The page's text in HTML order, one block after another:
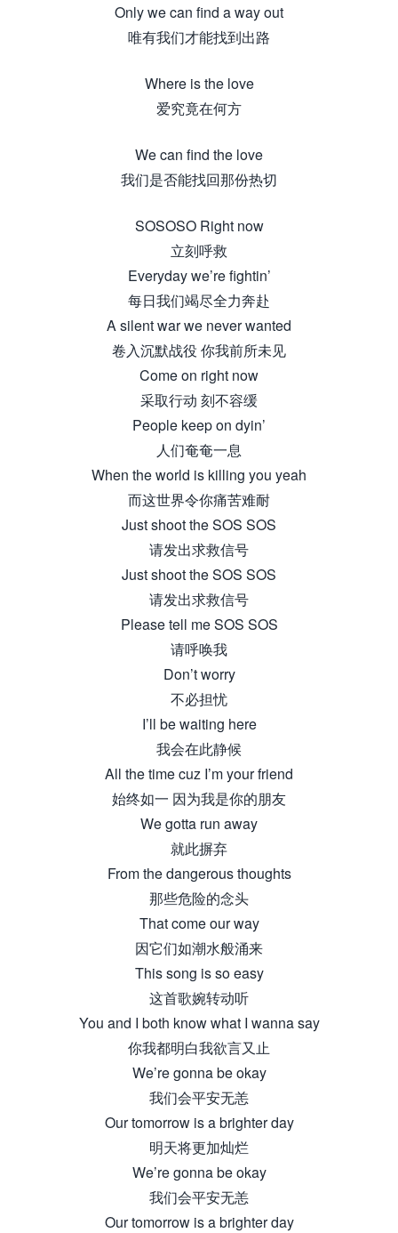
Only we can find a way out
唯有我们才能找到出路
Where is the love
爱究竟在何方
We can find the love
我们是否能找回那份热切
SOSOSO Right now
立刻呼救
Everyday we’re fightin’
每日我们竭尽全力奔赴
A silent war we never wanted
卷入沉默战役 你我前所未见
Come on right now
采取行动 刻不容缓
People keep on dyin’
人们奄奄一息
When the world is killing you yeah
而这世界令你痛苦难耐
Just shoot the SOS SOS
请发出求救信号
Just shoot the SOS SOS
请发出求救信号
Please tell me SOS SOS
请呼唤我
Don’t worry
不必担忧
I’ll be waiting here
我会在此静候
All the time cuz I’m your friend
始终如一 因为我是你的朋友
We gotta run away
就此摒弃
From the dangerous thoughts
那些危险的念头
That come our way
因它们如潮水般涌来
This song is so easy
这首歌婉转动听
You and I both know what I wanna say
你我都明白我欲言又止
We’re gonna be okay
我们会平安无恙
Our tomorrow is a brighter day
明天将更加灿烂
We’re gonna be okay
我们会平安无恙
Our tomorrow is a brighter day